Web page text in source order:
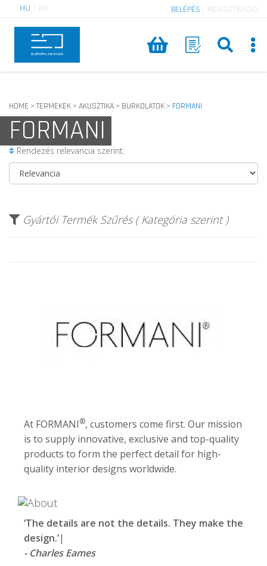
HU EN BELÉPÉS REGISZTRÁCIÓ
HOME > TERMEKEK > AKUSZTIKA > BURKOLATOK > FORMANI
FORMANI
Rendezés relevancia szerint:
Gyártói Termék Szűrés ( Kategória szerint )
At FORMANI®,customers come first. Our mission
is to supply innovative, exclusive and top-quality
products to form the perfect detail for high-
quality interior designs worldwide.
‘The details are not the details. They make the
design.’|
- Charles Eames